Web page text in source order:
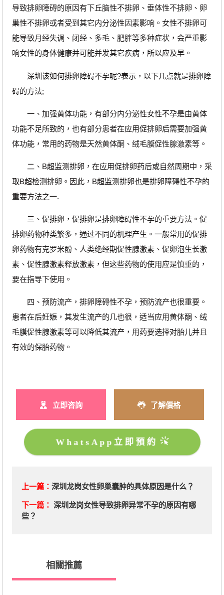
导致排卵障碍的原因有下丘脑性不排卵、垂体性不排卵、卵
巢性不排卵或者受到其它内分泌性因素影响。女性不排卵可
能导致月经失调、闭经、多毛、肥胖等多种症状，会严重影
响女性的身体健康并可能并发其它疾病，所以应及早。
深圳该如何排卵障碍不孕呢?表示，以下几点就是排卵障
碍的方法;
一、加强黄体功能，有部分内分泌性女性不孕是由黄体
功能不足所致的，也有部分患者在应用促排卵后需要加强黄
体功能，常用的药物是天然黄体酮、绒毛膜促性腺激素等。
二、B超监测排卵，在应用促排卵药后或自然周期中，采
取B超检测排卵。因此，B超监测排卵也是排卵障碍性不孕的
重要方法之一.
三、促排卵，促排卵是排卵障碍性不孕的重要方法。促
排卵药物种类繁多，通过不同的机理产生。一般常用的促排
卵药物有克罗米酚、人类绝经期促性腺激素、促卵泡生长激
素、促性腺激素释放激素，但这些药物的使用应是慎重的，
要在指导下使用。
四、预防流产，排卵障碍性不孕，预防流产也很重要。
患者在后妊娠，其发生流产的几也很，适当应用黄体酮、绒
毛膜促性腺激素等可以降低其流产，用药要选择对胎儿并且
有效的保胎药物。
立即咨詢 了解價格
WhatsApp立即預約
上一篇： 深圳龙岗女性卵巢囊肿的具体原因是什么？
下一篇： 深圳龙岗女性导致排卵异常不孕的原因有哪
些？
相關推薦